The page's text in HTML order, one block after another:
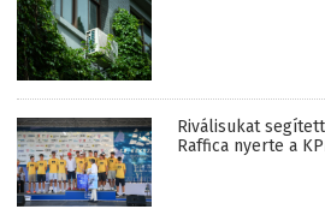
Riválisukat
Raffica nyerte a